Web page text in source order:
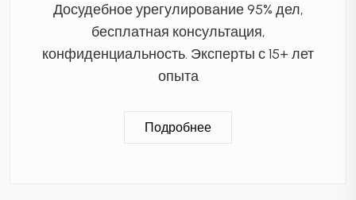
Досудебное урегулирование 95% дел,
бесплатная консультация,
конфиденциальность. Эксперты с 15+ лет
опыта
Подробнее